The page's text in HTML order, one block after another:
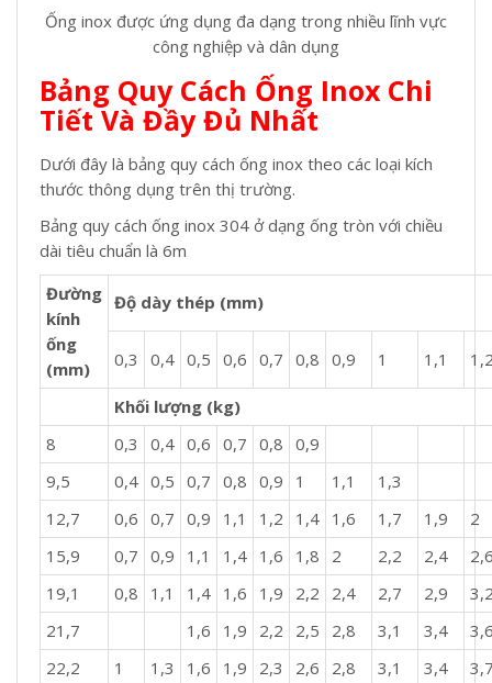
Ống inox được ứng dụng đa dạng trong nhiều lĩnh vực
công nghiệp và dân dụng
Bảng Quy Cách Ống Inox Chi
Tiết Và Đầy Đủ Nhất
Dưới đây là bảng quy cách ống inox theo các loại kích
thước thông dụng trên thị trường.
Bảng quy cách ống inox 304 ở dạng ống tròn với chiều
dài tiêu chuẩn là 6m
Đường
kính
ống
(mm)
Độ dày thép (mm)
0,3 0,4 0,5 0,6 0,7 0,8 0,9 1 1,1
Khối lượng (kg)
8
0,3 0,4 0,6 0,7 0,8 0,9
9,5
0,4 0,5 0,7 0,8 0,9 1 1,1
1,3
12,7
0,6 0,7 0,9 1,1 1,2 1,4 1,6 1,7 1,9
2
15,9
0,7 0,9 1,1 1,4 1,6 1,8 2 2,2 2,4
19,1
0,8 1,1 1,4 1,6 1,9 2,2 2,4 2,7 2,9
21,7
1,6 1,9 2,2 2,5 2,8 3,1 3,4
22,2
1 1,3 1,6 1,9 2,3 2,6 2,8 3,1 3,4